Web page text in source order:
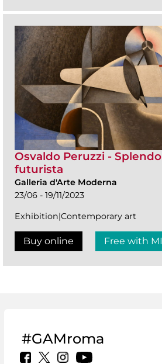
Osvaldo Peruzzi -
futurista
Galleria d'Arte Moderna
23/06 - 19/11/2023
Exhibition|Contemporary art
Buy online Free with
#GAMroma